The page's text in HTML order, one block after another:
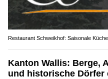
Restaurant Schweikhof: Saisonale
Kanton Wallis: Berge,
und historische Dörfer